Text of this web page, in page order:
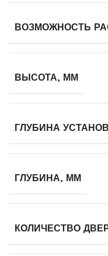
ВОЗМОЖНОСТЬ
ВЫСОТА, ММ
ГЛУБИНА
ГЛУБИНА, ММ
КОЛИЧЕСТВО